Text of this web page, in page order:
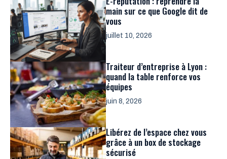
main sur ce que Google dit de
vous
juillet 10, 2026
Traiteur d’entreprise à Lyon :
quand la table renforce vos
équipes
juin 8, 2026
Libérez de l’espace chez vous
grâce à un box de stockage
sécurisé